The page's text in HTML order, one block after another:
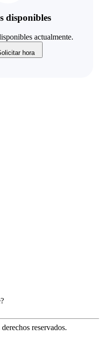
disponibles
actualmente.
hora
reservados.